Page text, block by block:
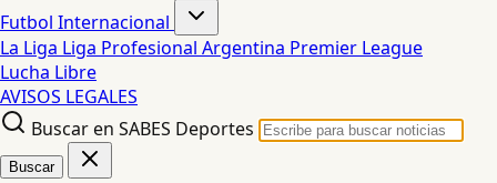
Futbol Internacional
La Liga Liga Profesional Argentina Premier League
Lucha Libre
AVISOS LEGALES
Buscar en SABES Deportes
Buscar